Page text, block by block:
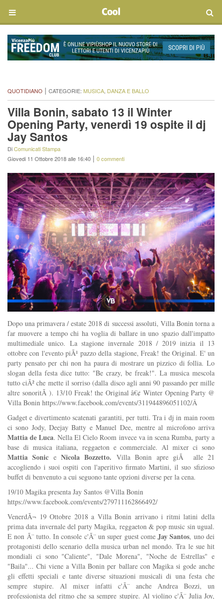
QUOTIDIANO | CATEGORIE: MUSICA, DANZA E BALLO
Villa Bonin, sabato 13 il Winter
Opening Party, venerdì 19 ospite il dj
Jay Santos
DiComunicati Stampa
Giovedi 11 Ottobre 2018 alle 16:40 | 0 commenti
Dopo una primavera / estate 2018 di successi assoluti, Villa Bonin torna a
far muovere a tempo chi ha voglia di ballare in uno spazio dall'impatto
multimediale unico. La stagione invernale 2018 / 2019 inizia il 13
ottobre con l'evento piÃ¹ pazzo della stagione, Freak! the Original. E' un
party pensato per chi non ha paura di mostrare un pizzico di follia. Lo
slogan della festa dice tutto: "Be crazy, be freak!". La musica mescola
tutto ciÃ² che mette il sorriso (dalla disco agli anni 90 passando per mille
altre sonoritÃ ). 13/10 Freak! the Original â€¢ Winter Opening Party @
Villa Bonin https://www.facebook.com/events/311944896051102/Â
Gadget e divertimento scatenati garantiti, per tutti. Tra i dj in main room
ci sono Jody, Deejay Batty e Manuel Dee, mentre al microfono arriva
Mattia de Luca. Nella El Cielo Room invece va in scena Rumba, party a
base di musica italiana, reggaeton e commerciale. Al mixer ci sono
Mattia Sonic eNicola Bozzetto. Villa Bonin apre giÃ alle 21
accogliendo i suoi ospiti con l'aperitivo firmato Martini, il suo sfizioso
buffet di benvenuto a cui seguono tante opzioni diverse per la cena.
19/10 Magika presenta Jay Santos @Villa Bonin
https://www.facebook.com/events/279711162866492/
VenerdÃ¬ 19 Ottobre 2018 a Villa Bonin arrivano i ritmi latini della
prima data invernale del party Magika, reggaeton & pop music sin ugual.
E non Ã¨ tutto. In console c'Ã¨ un super guest comeJay Santos, uno dei
protagonisti dello scenario della musica urban nel mondo. Tra le sue hit
mondiali ci sono "Caliente", "Dale Morena", "Noche de Estrellas" e
"Baila"... Chi viene a Villa Bonin per ballare con Magika si gode anche
gli effetti speciali e tante diverse situazioni musicali di una festa che
sempre stupire. Al mixer infatti c'Ã¨ anche Andrea Bozzi, un
professionista del ritmo che sa sempre stupire. Al violino c'Ã¨ Julia Joy,